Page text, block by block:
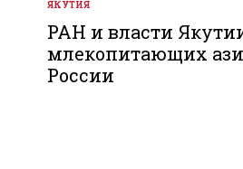
ОПУБЛИКОВАНО
В
ЯКУТИЯ
РАН и власти
млекопитающих
России